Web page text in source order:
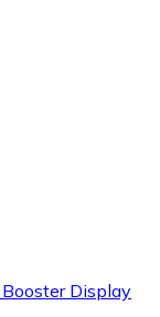
Display